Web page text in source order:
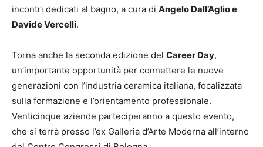
incontri dedicati al bagno, a cura di Angelo Dall’Aglio e
Davide Vercelli.
Torna anche la seconda edizione del Career Day,
un’importante opportunità per connettere le nuove
generazioni con l’industria ceramica italiana, focalizzata
sulla formazione e l’orientamento professionale.
Venticinque aziende parteciperanno a questo evento,
che si terrà presso l’ex Galleria d’Arte Moderna all’interno